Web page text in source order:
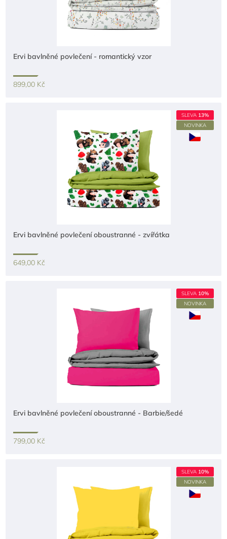
Ervi bavlněné povlečení - romantický vzor
899,00 Kč
SLEVA 13%
NOVINKA
Ervi bavlněné povlečení oboustranné - zvířátka
649,00 Kč
SLEVA 10%
NOVINKA
Ervi bavlněné povlečení oboustranné - Barbie/šedé
799,00 Kč
SLEVA 10%
NOVINKA